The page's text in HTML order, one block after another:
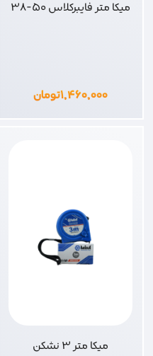
میکا متر فایبرکلاس 50-38
۱,۴۶۰,۰۰۰تومان
میکا متر 3 نشکن